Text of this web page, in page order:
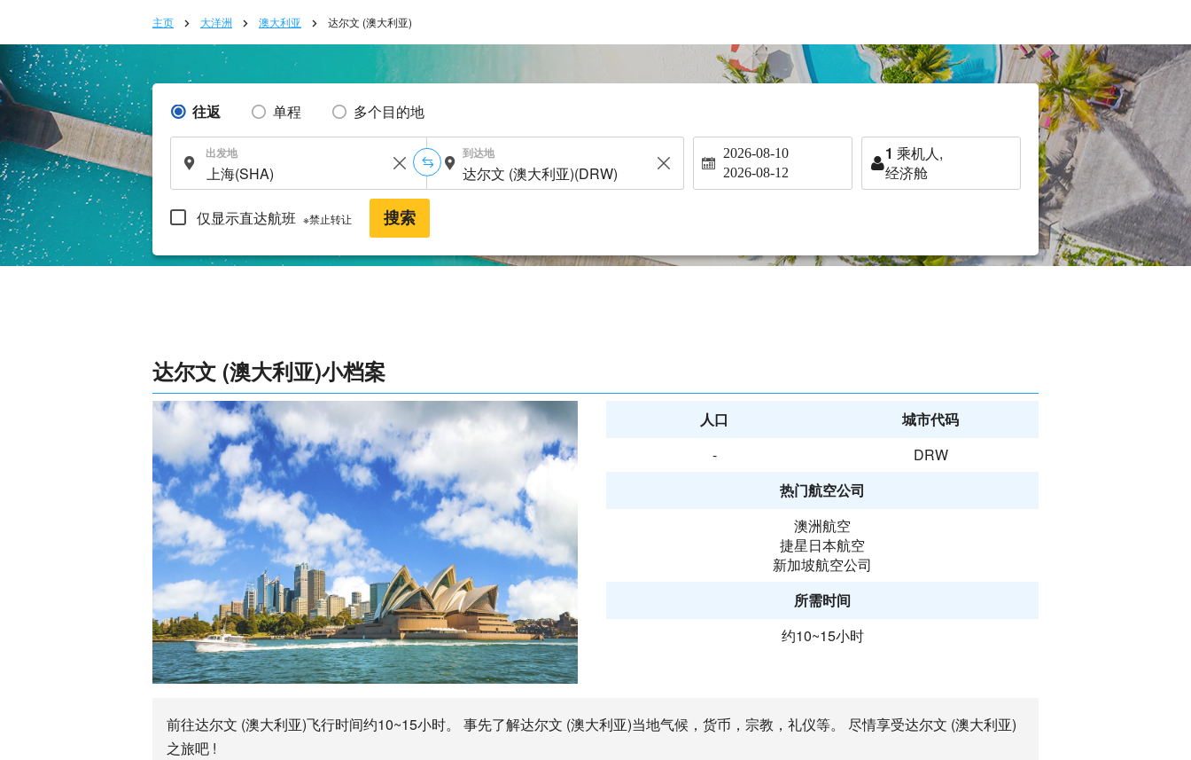
主页 大洋洲 澳大利亚 达尔文 (澳大利亚)
往返 单程 多个目的地
出发地 到达地 2026-08-10
2026-08-12
1 乘机人,
经济舱
仅显示直达航班 ※禁止转让 搜索
达尔文 (澳大利亚)小档案
人口
城市代码
-
DRW
热门航空公司
澳洲航空
捷星日本航空
新加坡航空公司
所需时间
约10~15小时
前往达尔文 (澳大利亚)飞行时间约10~15小时。 事先了解达尔文 (澳大利亚)当地气候，货币，宗教，礼仪等。 尽情享受达尔文 (澳大利亚)
之旅吧 !